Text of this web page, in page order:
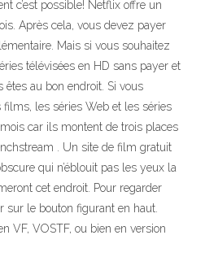
c’est possible! Netflix offre un
Après cela, vous devez payer
Mais si vous souhaitez
télévisées en HD sans payer et
êtes au bon endroit. Si vous
les séries Web et les séries
car ils montent de trois places
. Un site de film gratuit
qui n’éblouit pas les yeux la
cet endroit. Pour regarder
sur le bouton figurant en haut.
VF, VOSTF, ou bien en version